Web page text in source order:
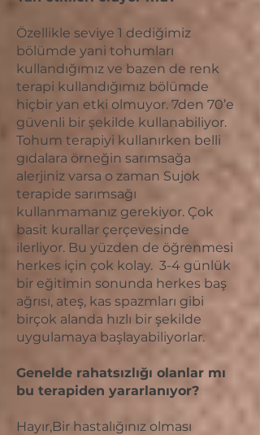
Özellikle seviye 1 dediğimiz
bölümde yani tohumları
kullandığımız ve bazen de renk
terapi kullandığımız bölümde
hiçbir yan etki olmuyor. 7den 70’e
güvenli bir şekilde kullanabiliyor.
Tohum terapiyi kullanırken belli
gıdalara örneğin sarımsağa
alerjiniz varsa o zaman Sujok
terapide sarımsağı
kullanmamanız gerekiyor. Çok
basit kurallar çerçevesinde
ilerliyor. Bu yüzden de öğrenmesi
herkes için çok kolay. 3-4 günlük
bir eğitimin sonunda herkes baş
ağrısı, ateş, kas spazmları gibi
birçok alanda hızlı bir şekilde
uygulamaya başlayabiliyorlar.
Genelde rahatsızlığı olanlar mı
bu terapiden yararlanıyor?
Hayır,Bir hastalığınız olması